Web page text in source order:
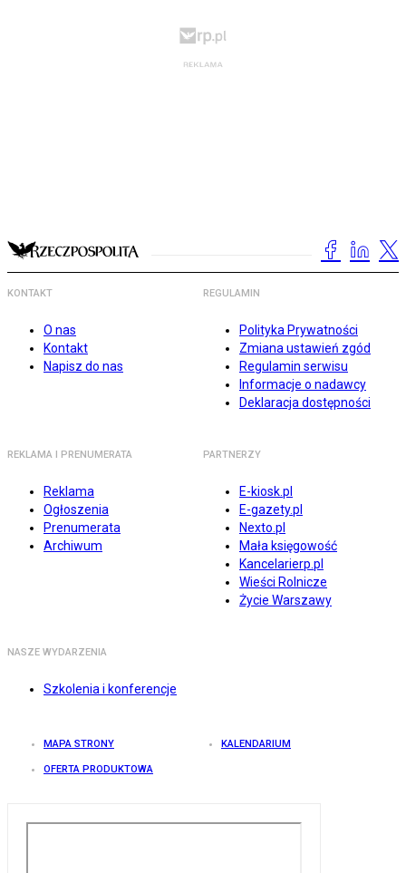
KONTAKT
O nas
Kontakt
Napisz do nas
REGULAMIN
Polityka Prywatności
Zmiana ustawień zgód
Regulamin serwisu
Informacje o nadawcy
Deklaracja dostępności
REKLAMA I PRENUMERATA
Reklama
Ogłoszenia
Prenumerata
Archiwum
PARTNERZY
E-kiosk.pl
E-gazety.pl
Nexto.pl
Mała księgowość
Kancelarierp.pl
Wieści Rolnicze
Życie Warszawy
NASZE WYDARZENIA
Szkolenia i konferencje
MAPA STRONY KALENDARIUM
OFERTA PRODUKTOWA